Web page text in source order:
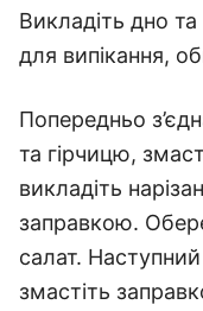
Викладіть дно
для випікання,
Попередньо
та гірчицю,
викладіть
заправкою.
салат.
змастіть